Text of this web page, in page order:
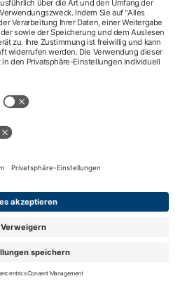
Krankenhaussuche
Pflegesuche
Zweitmeinung